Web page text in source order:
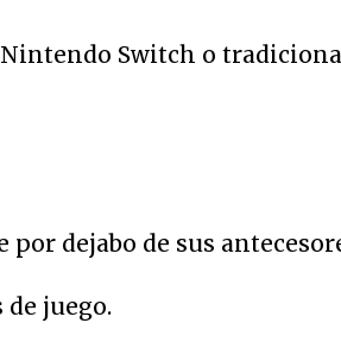
Switch o
dejabo de sus
de juego.